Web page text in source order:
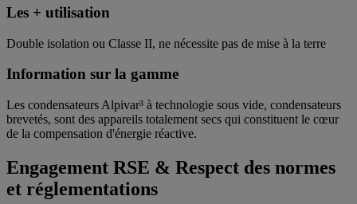
Les + utilisation
Double isolation ou Classe II, ne nécessite pas de mise à la terre
Information sur la gamme
Les condensateurs Alpivar³ à technologie sous vide, condensateurs
brevetés, sont des appareils totalement secs qui constituent le cœur
de la compensation d'énergie réactive.
Engagement RSE & Respect des normes
et réglementations